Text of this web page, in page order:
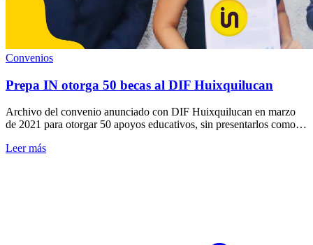
Convenios
Prepa IN otorga 50 becas al DIF Huixquilucan
Archivo del convenio anunciado con DIF Huixquilucan en marzo
de 2021 para otorgar 50 apoyos educativos, sin presentarlos como
Leer más